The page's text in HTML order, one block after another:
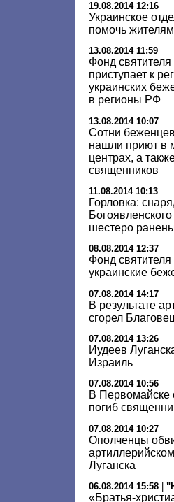
19.08.2014 12:16
Украинское
помочь
13.08.2014 11:59
Фонд
приступает к
украинских
в регионы РФ
13.08.2014 10:07
Сотни
нашли приют в
центрах, а
священников
11.08.2014 10:13
Горловка:
шестеро
08.08.2014 12:37
Фонд
украинские
07.08.2014 14:17
В результате
сгорел
07.08.2014 13:26
Иудеев
Израиль
07.08.2014 10:56
В Первомайске
погиб
07.08.2014 10:27
Ополченцы
Луганска
06.08.2014 15:58
«Братья-